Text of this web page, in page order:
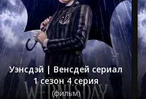
Уэнсдэй | Венсдей сериал
1 сезон 4 серия
(фильм)